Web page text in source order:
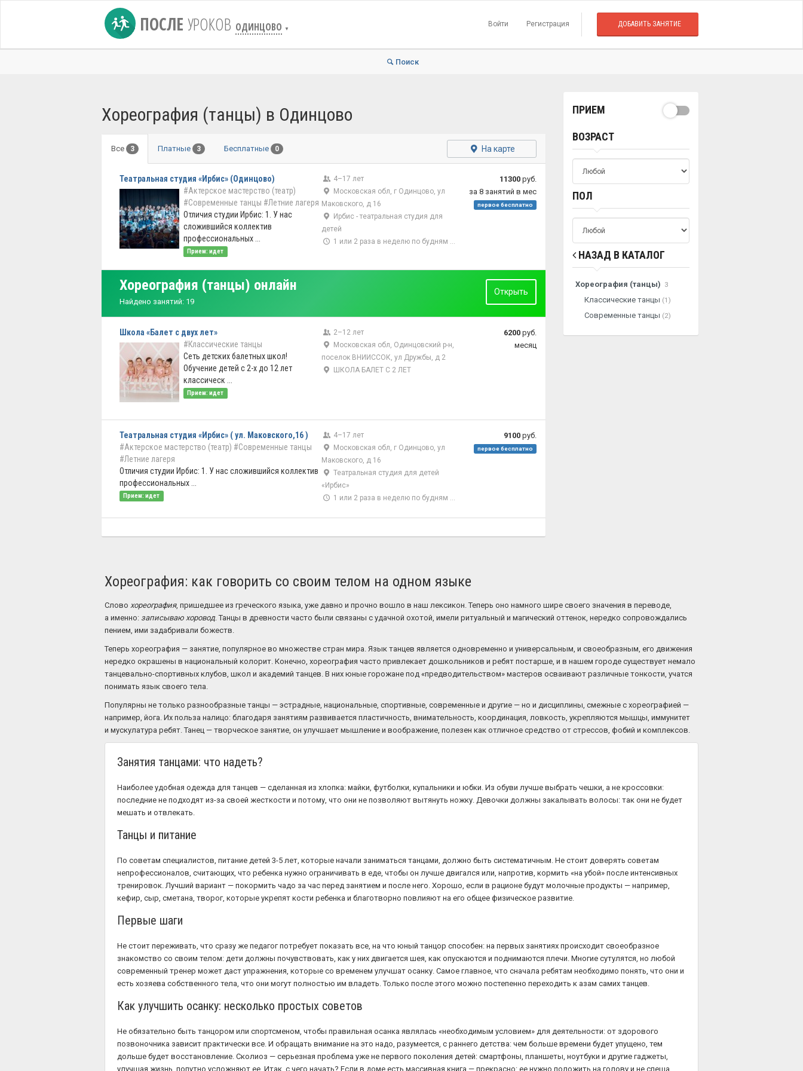
ПОСЛЕ УРОКОВ ОДИНЦОВО ▼
Войти Регистрация ДОБАВИТЬ ЗАНЯТИЕ
Поиск
Хореография (танцы) в Одинцово
Все 3 Платные 3 Бесплатные 0 На карте
Театральная студия «Ирбис» (Одинцово)
#Актерское мастерство (театр)
#Современные танцы #Летние лагеря
Отличия студии Ирбис: 1. У нас
сложившийся коллектив
профессиональных ...
Прием: идет
4–17 лет
Московская обл, г Одинцово, ул
Маковского, д 16
Ирбис - театральная студия для
детей
1 или 2 раза в неделю по будням или в выходной
11300руб.
за 8 занятий в мес
первое бесплатно
Хореография (танцы) онлайн
Найдено занятий: 19
Открыть
Школа «Балет с двух лет»
#Классические танцы
Сеть детских балетных школ!
Обучение детей с 2-х до 12 лет
классическ ...
Прием: идет
2–12 лет
Московская обл, Одинцовский р-н,
поселок ВНИИССОК, ул Дружбы, д 2
ШКОЛА БАЛЕТ С 2 ЛЕТ
6200руб.
месяц
Театральная студия «Ирбис» ( ул. Маковского,16 )
#Актерское мастерство (театр) #Современные танцы
#Летние лагеря
Отличия студии Ирбис: 1. У нас сложившийся коллектив
профессиональных ...
Прием: идет
4–17 лет
Московская обл, г Одинцово, ул
Маковского, д 16
Театральная студия для детей
«Ирбис»
1 или 2 раза в неделю по будням или в выходной
9100руб.
первое бесплатно
ПРИЕМ
ВОЗРАСТ
ПОЛ
НАЗАД В КАТАЛОГ
Хореография (танцы) 3
Классические танцы (1)
Современные танцы (2)
Хореография: как говорить со своим телом на одном языке
Слово хореография, пришедшее из греческого языка, уже давно и прочно вошло в наш лексикон. Теперь оно намного шире своего значения в переводе,
а именно: записываю хоровод. Танцы в древности часто были связаны с удачной охотой, имели ритуальный и магический оттенок, нередко сопровождались
пением, ими задабривали божеств.
Теперь хореография — занятие, популярное во множестве стран мира. Язык танцев является одновременно и универсальным, и своеобразным, его движения
нередко окрашены в национальный колорит. Конечно, хореография часто привлекает дошкольников и ребят постарше, и в нашем городе существует немало
танцевально-спортивных клубов, школ и академий танцев. В них юные горожане под «предводительством» мастеров осваивают различные тонкости, учатся
понимать язык своего тела.
Популярны не только разнообразные танцы — эстрадные, национальные, спортивные, современные и другие — но и дисциплины, смежные с хореографией —
например, йога. Их польза налицо: благодаря занятиям развивается пластичность, внимательность, координация, ловкость, укрепляются мышцы, иммунитет
и мускулатура ребят. Танец — творческое занятие, он улучшает мышление и воображение, полезен как отличное средство от стрессов, фобий и комплексов.
Занятия танцами: что надеть?
Наиболее удобная одежда для танцев — сделанная из хлопка: майки, футболки, купальники и юбки. Из обуви лучше выбрать чешки, а не кроссовки:
последние не подходят из-за своей жесткости и потому, что они не позволяют вытянуть ножку. Девочки должны закалывать волосы: так они не будет
мешать и отвлекать.
Танцы и питание
По советам специалистов, питание детей 3-5 лет, которые начали заниматься танцами, должно быть систематичным. Не стоит доверять советам
непрофессионалов, считающих, что ребенка нужно ограничивать в еде, чтобы он лучше двигался или, напротив, кормить «на убой» после интенсивных
тренировок. Лучший вариант — покормить чадо за час перед занятием и после него. Хорошо, если в рационе будут молочные продукты — например,
кефир, сыр, сметана, творог, которые укрепят кости ребенка и благотворно повлияют на его общее физическое развитие.
Первые шаги
Не стоит переживать, что сразу же педагог потребует показать все, на что юный танцор способен: на первых занятиях происходит своеобразное
знакомство со своим телом: дети должны почувствовать, как у них двигается шея, как опускаются и поднимаются плечи. Многие сутулятся, но любой
современный тренер может даст упражнения, которые со временем улучшат осанку. Самое главное, что сначала ребятам необходимо понять, что они и
есть хозяева собственного тела, что они могут полностью им владеть. Только после этого можно постепенно переходить к азам самих танцев.
Как улучшить осанку: несколько простых советов
Не обязательно быть танцором или спортсменом, чтобы правильная осанка являлась «необходимым условием» для деятельности: от здорового
позвоночника зависит практически все. И обращать внимание на это надо, разумеется, с раннего детства: чем больше времени будет упущено, тем
дольше будет восстановление. Сколиоз — серьезная проблема уже не первого поколения детей: смартфоны, планшеты, ноутбуки и другие гаджеты,
улучшая жизнь, попутно усложняют ее. Итак, с чего начать? Если в доме есть массивная книга — прекрасно: ее нужно положить на голову и не спеша